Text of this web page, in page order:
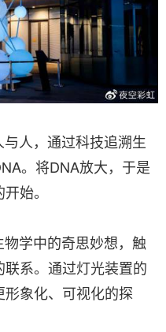
人，通过科技追溯生
。将DNA放大，于是
始。
学中的奇思妙想，触
系。通过灯光装置的
象化、可视化的探